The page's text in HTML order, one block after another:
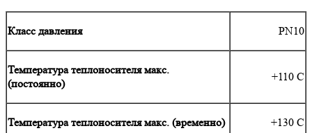
Класс давления PN10
Температура теплоносителя макс.
(постоянно)
+110 С
Температура теплоносителя макс. (временно) +130 С